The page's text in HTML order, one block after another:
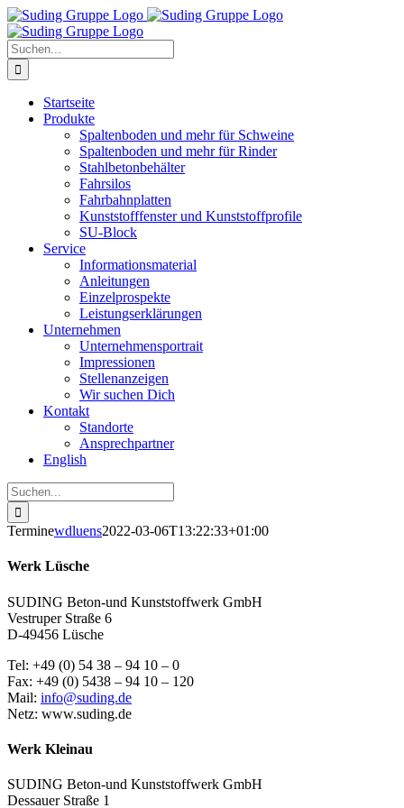
Zum
Inhalt
springen
Suche
nach:
Startseite
Produkte
Spaltenboden und mehr für Schweine
Spaltenboden und mehr für Rinder
Stahlbetonbehälter
Fahrsilos
Fahrbahnplatten
Kunststofffenster und Kunststoffprofile
SU-Block
Service
Informationsmaterial
Anleitungen
Einzelprospekte
Leistungserklärungen
Unternehmen
Unternehmensportrait
Impressionen
Stellenanzeigen
Wir suchen Dich
Kontakt
Standorte
Ansprechpartner
English
Suche
nach:
Terminewdluens2022-03-06T13:22:33+01:00
Werk Lüsche
SUDING Beton-und Kunststoffwerk GmbH
Vestruper Straße 6
D-49456 Lüsche
Tel: +49 (0) 54 38 – 94 10 – 0
Fax: +49 (0) 5438 – 94 10 – 120
Mail: info@suding.de
Netz: www.suding.de
Werk Kleinau
SUDING Beton-und Kunststoffwerk GmbH
Dessauer Straße 1